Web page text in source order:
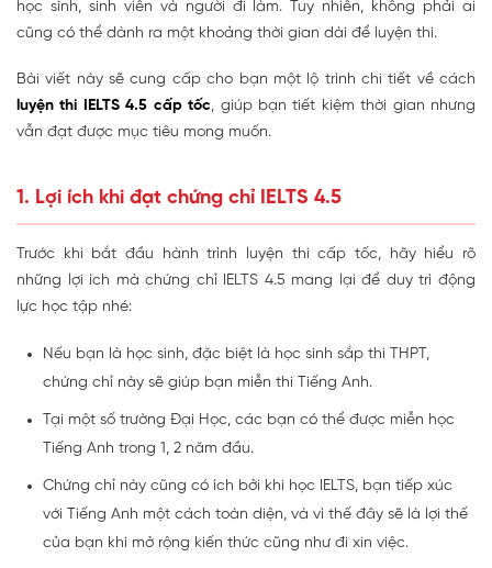
học sinh, sinh viên và người đi làm. Tuy nhiên, không phải ai
cũng có thể dành ra một khoảng thời gian dài để luyện thi.
Bài viết này sẽ cung cấp cho bạn một lộ trình chi tiết về cách
luyện thi IELTS 4.5 cấp tốc, giúp bạn tiết kiệm thời gian nhưng
vẫn đạt được mục tiêu mong muốn.
1. Lợi ích khi đạt chứng chỉ IELTS 4.5
Trước khi bắt đầu hành trình luyện thi cấp tốc, hãy hiểu rõ
những lợi ích mà chứng chỉ IELTS 4.5 mang lại để duy trì động
lực học tập nhé:
Nếu bạn là học sinh, đặc biệt là học sinh sắp thi THPT,
chứng chỉ này sẽ giúp bạn miễn thi Tiếng Anh.
Tại một số trường Đại Học, các bạn có thể được miễn học
Tiếng Anh trong 1, 2 năm đầu.
Chứng chỉ này cũng có ích bởi khi học IELTS, bạn tiếp xúc
với Tiếng Anh một cách toàn diện, và vì thế đây sẽ là lợi thế
của bạn khi mở rộng kiến thức cũng như đi xin việc.